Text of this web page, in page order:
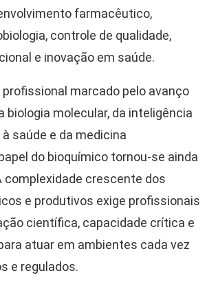
farmacêutico,
controle de qualidade,
e inovação em saúde.
marcado pelo avanço
biologia molecular, da inteligência
saúde e da medicina
do bioquímico tornou-se ainda
complexidade crescente dos
e produtivos exige profissionais
científica, capacidade crítica e
atuar em ambientes cada vez
e regulados.